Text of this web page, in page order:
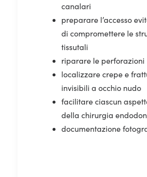
canalari
preparare l’accesso
di compromettere le
tissutali
riparare le perforazioni
localizzare crepe e
invisibili a occhio nudo
facilitare ciascun
della chirurgia
documentazione